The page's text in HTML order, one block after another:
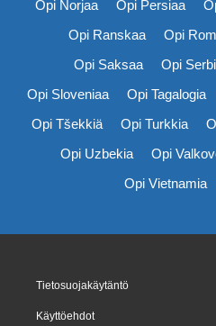
Opi Norjaa
Opi Persiaa
Opi Ranskaa
Opi
Opi Saksaa
Opi
Opi Sloveniaa
Opi Tagalogia
Opi Tšekkiä
Opi Turkkia
Opi Uzbekia
Opi
Opi Vietnamia
Tietosuojakäytäntö
Käyttöehdot